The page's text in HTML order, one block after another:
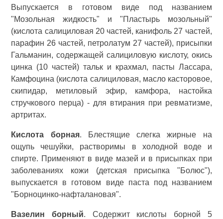
Выпускается в готовом виде под названием
"Мозольная жидкость" и "Пластырь мозольный"
(кислота салициловая 20 частей, канифоль 27 частей,
парафин 26 частей, петролатум 27 частей), присыпки
Гальманин, содержащей салициловую кислоту, окись
цинка (10 частей) тальк и крахмал, пасты Лассара,
Камфоцина (кислота салициловая, масло касторовое,
скипидар, метиловый эфир, камфора, настойка
стручкового перца) - для втирания при ревматизме,
артритах.
Кислота борная. Блестящие слегка жирные на
ощупь чешуйки, растворимы в холодной воде и
спирте. Применяют в виде мазей и в присыпках при
заболеваниях кожи (детская присыпка "Болюс"),
выпускается в готовом виде паста под названием
"Борноцинко-нафталановая".
Вазелин борный. Содержит кислоты борной 5